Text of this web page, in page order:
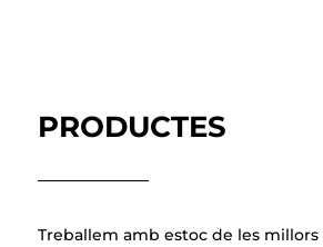
PRODUCTES
Treballem amb estoc de les